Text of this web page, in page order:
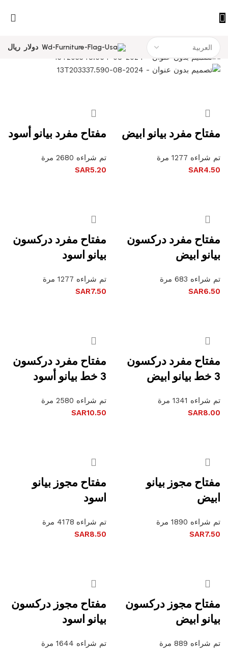
دولار ريال
مفتاح مفرد بيانو ابيض
تم شراءه 1277 مرة
SAR4.50
مفتاح مفرد بيانو أسود
تم شراءه 2680 مرة
SAR5.20
مفتاح مفرد دركسون
بيانو ابيض
تم شراءه 683 مرة
SAR6.50
مفتاح مفرد دركسون
بيانو اسود
تم شراءه 1277 مرة
SAR7.50
مفتاح مفرد دركسون
3 خط بيانو ابيض
تم شراءه 1341 مرة
SAR8.00
مفتاح مفرد دركسون
3 خط بيانو أسود
تم شراءه 2580 مرة
SAR10.50
مفتاح مجوز بيانو
ابيض
تم شراءه 1890 مرة
SAR7.50
مفتاح مجوز بيانو
اسود
تم شراءه 4178 مرة
SAR8.50
مفتاح مجوز دركسون
بيانو ابيض
تم شراءه 889 مرة
مفتاح مجوز دركسون
بيانو اسود
تم شراءه 1644 مرة